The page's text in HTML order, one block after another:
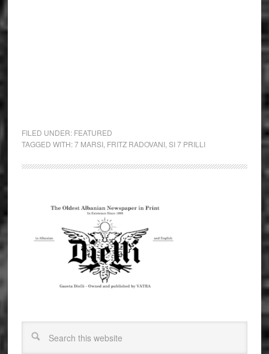
FILED UNDER: FEATURED
TAGGED WITH:7 MARSI, FRITZ RADOVANI, SI 7 PRILLI